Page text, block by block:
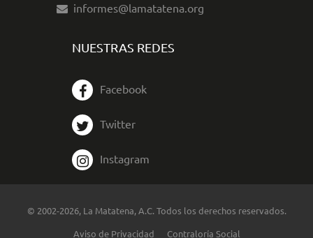
informes@lamatatena.org
NUESTRAS REDES
Facebook
Twitter
Instagram
© 2002-2026, La Matatena, A.C. Todos los derechos reservados.
Aviso de Privacidad
Contraloría Social